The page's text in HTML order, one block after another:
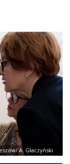
A. Głaczyński